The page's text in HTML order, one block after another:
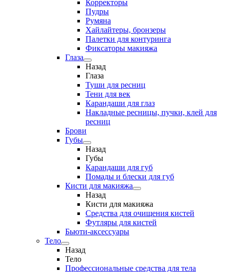
Корректоры
Пудры
Румяна
Хайлайтеры, бронзеры
Палетки для контуринга
Фиксаторы макияжа
Глаза
Назад
Глаза
Туши для ресниц
Тени для век
Карандаши для глаз
Накладные ресницы, пучки, клей для
ресниц
Брови
Губы
Назад
Губы
Карандаши для губ
Помады и блески для губ
Кисти для макияжа
Назад
Кисти для макияжа
Средства для очищения кистей
Футляры для кистей
Бьюти-аксессуары
Тело
Назад
Тело
Профессиональные средства для тела